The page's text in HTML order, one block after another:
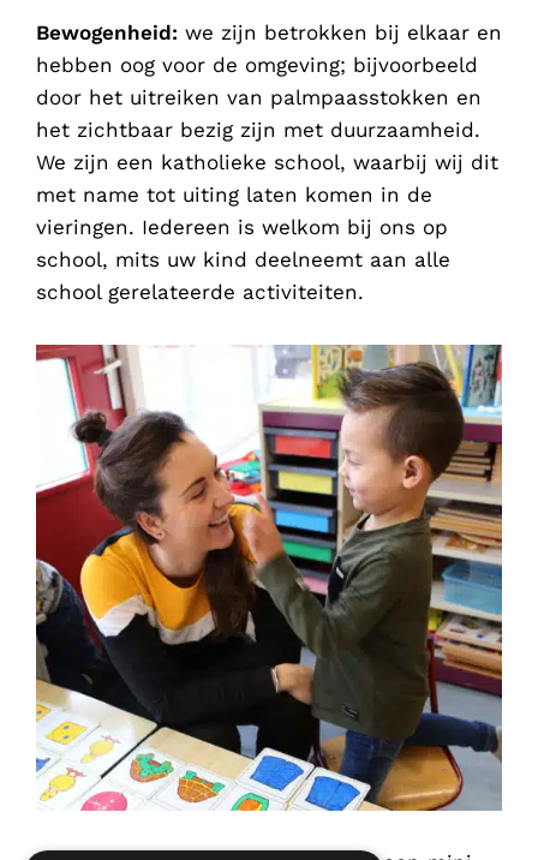
Bewogenheid: we zijn betrokken bij elkaar en
hebben oog voor de omgeving; bijvoorbeeld
door het uitreiken van palmpaasstokken en
het zichtbaar bezig zijn met duurzaamheid.
We zijn een katholieke school, waarbij wij dit
met name tot uiting laten komen in de
vieringen. Iedereen is welkom bij ons op
school, mits uw kind deelneemt aan alle
school gerelateerde activiteiten.